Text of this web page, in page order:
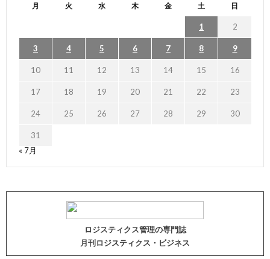
月 火 水 木 金 土 日
1 2
3 4 5 6 7 8 9
10 11 12 13 14 15 16
17 18 19 20 21 22 23
24 25 26 27 28 29 30
31
« 7月
ロジスティクス管理の専門誌
月刊ロジスティクス・ビジネス